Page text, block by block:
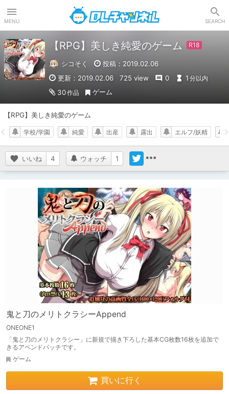
MENU SEARCH
【RPG】美しき純愛のゲーム
シコそく
投稿：2019.02.06
更新：2019.02.06
725 view 0 1 分以内
30作品 ゲーム
【RPG】美しき純愛のゲーム
いいね 4 ウォッチ 1
学校/学園 純愛 出産 露出 エルフ/妖精
鬼と刀のメリトクラシーAppend
ONEONE1
「鬼と刀のメリトクラシー」に新規で描き下ろした基本CG枚数16枚を追加で
きるアペンドパッチです。
ゲーム
買いに行く